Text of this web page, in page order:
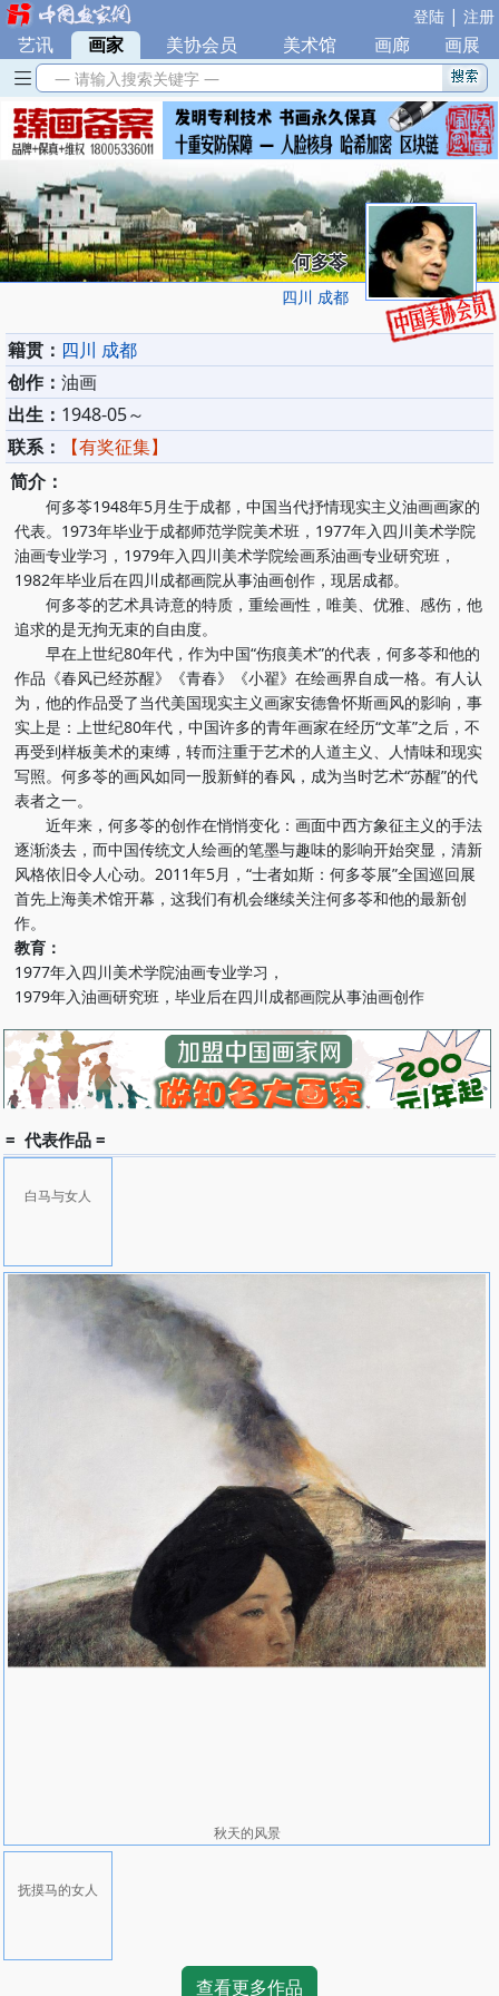
登陆 | 注册
艺讯 | 画家 美协会员 美术馆 画廊 画展
— 请输入搜索关键字 —
何多苓
四川 成都
籍贯： 四川 成都
创作： 油画
出生： 1948-05～
联系：
【有奖征集】
简介：
何多苓1948年5月生于成都，中国当代抒情现实主义油画画家的
代表。1973年毕业于成都师范学院美术班，1977年入四川美术学院
油画专业学习，1979年入四川美术学院绘画系油画专业研究班，
1982年毕业后在四川成都画院从事油画创作，现居成都。
何多苓的艺术具诗意的特质，重绘画性，唯美、优雅、感伤，他
追求的是无拘无束的自由度。
早在上世纪80年代，作为中国“伤痕美术”的代表，何多苓和他的
作品《春风已经苏醒》《青春》《小翟》在绘画界自成一格。有人认
为，他的作品受了当代美国现实主义画家安德鲁怀斯画风的影响，事
实上是：上世纪80年代，中国许多的青年画家在经历“文革”之后，不
再受到样板美术的束缚，转而注重于艺术的人道主义、人情味和现实
写照。何多苓的画风如同一股新鲜的春风，成为当时艺术“苏醒”的代
表者之一。
近年来，何多苓的创作在悄悄变化：画面中西方象征主义的手法
逐渐淡去，而中国传统文人绘画的笔墨与趣味的影响开始突显，清新
风格依旧令人心动。2011年5月，“士者如斯：何多苓展”全国巡回展
首先上海美术馆开幕，这我们有机会继续关注何多苓和他的最新创
作。
教育：
1977年入四川美术学院油画专业学习，
1979年入油画研究班，毕业后在四川成都画院从事油画创作
= 代表作品 =
白马与女人
秋天的风景
抚摸马的女人
查看更多作品